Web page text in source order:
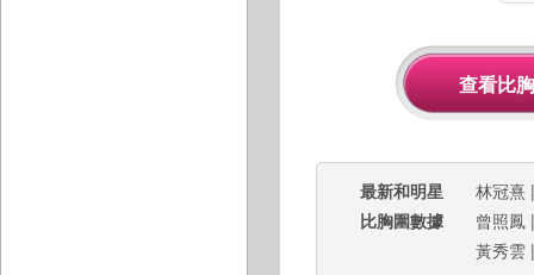
最新和明星
比胸圍數據
林冠熹
曾照鳳
黃秀雲